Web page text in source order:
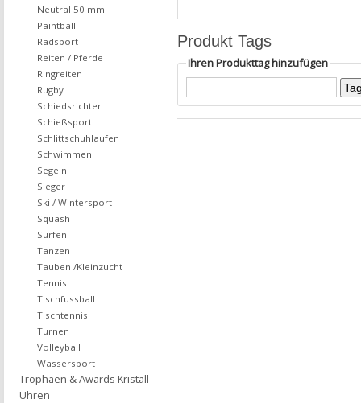
Produkt Tags
Ihren Produkttag hinzufügen
Neutral 50 mm
Paintball
Radsport
Reiten / Pferde
Ringreiten
Rugby
Schiedsrichter
Schießsport
Schlittschuhlaufen
Schwimmen
Segeln
Sieger
Ski / Wintersport
Squash
Surfen
Tanzen
Tauben /Kleinzucht
Tennis
Tischfussball
Tischtennis
Turnen
Volleyball
Wassersport
Trophäen & Awards Kristall
Uhren